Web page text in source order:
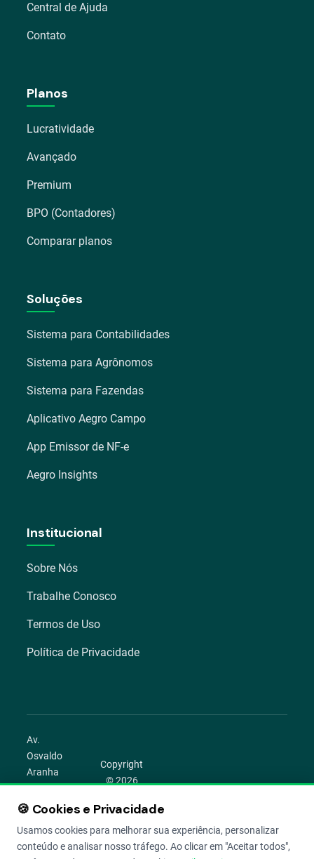
Central de Ajuda
Contato
Planos
Lucratividade
Avançado
Premium
BPO (Contadores)
Comparar planos
Soluções
Sistema para Contabilidades
Sistema para Agrônomos
Sistema para Fazendas
Aplicativo Aegro Campo
App Emissor de NF-e
Aegro Insights
Institucional
Sobre Nós
Trabalhe Conosco
Termos de Uso
Política de Privacidade
Av.
Osvaldo
Aranha
1022 –
Bom
Porto
Alegre –
Copyright
© 2026
Todos os
direitos
reservados.
🍪 Cookies e Privacidade
Usamos cookies para melhorar sua experiência, personalizar
conteúdo e analisar nosso tráfego. Ao clicar em "Aceitar todos",